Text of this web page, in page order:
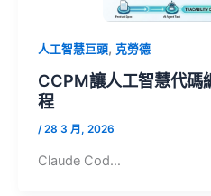
人工智慧巨頭, 克勞德
CCPM讓人工智慧代碼
程
/28 3 月, 2026
Claude Cod…